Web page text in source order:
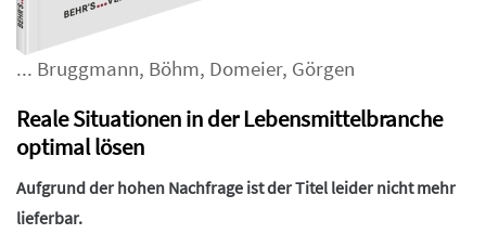
... Bruggmann, Böhm, Domeier, Görgen
Reale Situationen in der Lebensmittelbranche
optimal lösen
Aufgrund der hohen Nachfrage ist der Titel leider nicht mehr
lieferbar.